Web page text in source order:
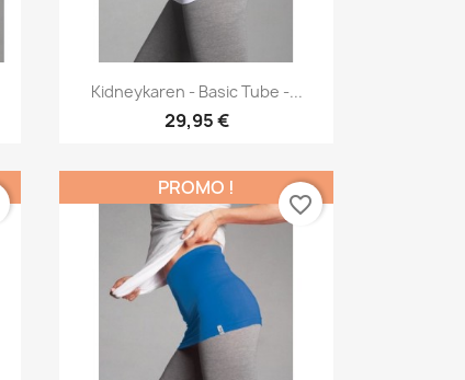
Aperçu rapide
Kidneykaren - Basic Tube -...
29,95 €
PROMO !
favorite_border